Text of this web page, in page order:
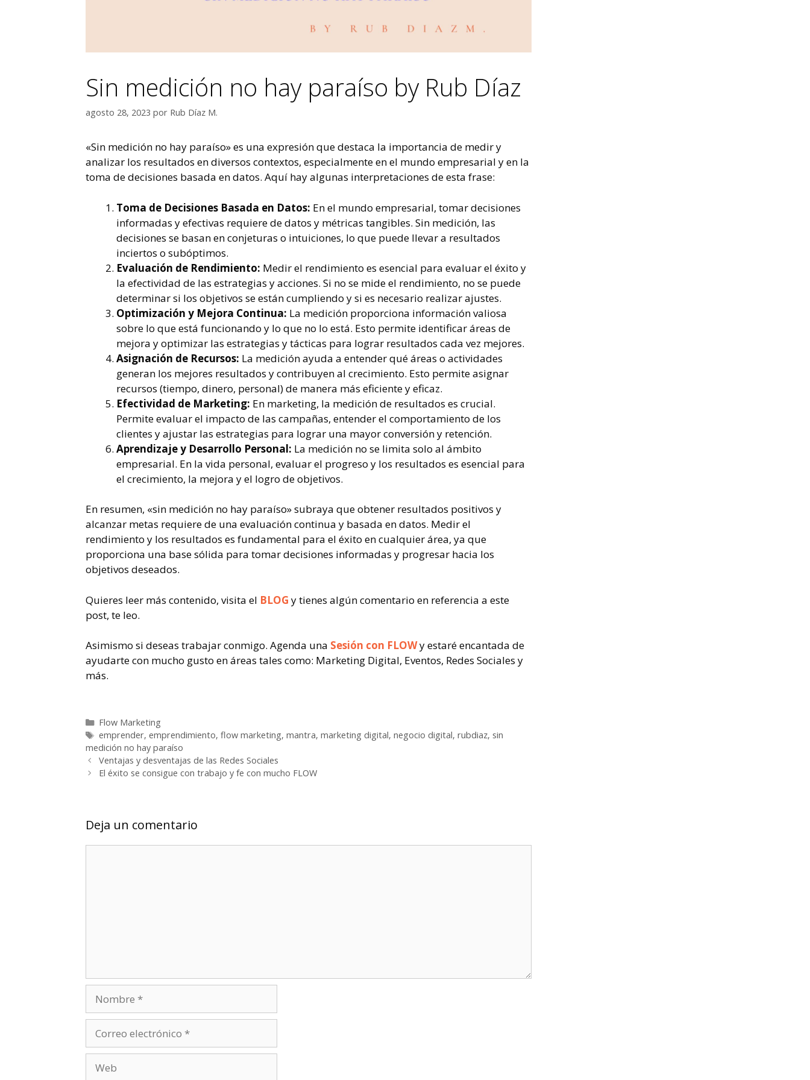
Sin medición no hay paraíso by Rub Díaz
agosto 28, 2023 por Rub Díaz M.
«Sin medición no hay paraíso» es una expresión que destaca la importancia de medir y
analizar los resultados en diversos contextos, especialmente en el mundo empresarial y en la
toma de decisiones basada en datos. Aquí hay algunas interpretaciones de esta frase:
Toma de Decisiones Basada en Datos: En el mundo empresarial, tomar decisiones
informadas y efectivas requiere de datos y métricas tangibles. Sin medición, las
decisiones se basan en conjeturas o intuiciones, lo que puede llevar a resultados
inciertos o subóptimos.
Evaluación de Rendimiento: Medir el rendimiento es esencial para evaluar el éxito y
la efectividad de las estrategias y acciones. Si no se mide el rendimiento, no se puede
determinar si los objetivos se están cumpliendo y si es necesario realizar ajustes.
Optimización y Mejora Continua: La medición proporciona información valiosa
sobre lo que está funcionando y lo que no lo está. Esto permite identificar áreas de
mejora y optimizar las estrategias y tácticas para lograr resultados cada vez mejores.
Asignación de Recursos: La medición ayuda a entender qué áreas o actividades
generan los mejores resultados y contribuyen al crecimiento. Esto permite asignar
recursos (tiempo, dinero, personal) de manera más eficiente y eficaz.
Efectividad de Marketing: En marketing, la medición de resultados es crucial.
Permite evaluar el impacto de las campañas, entender el comportamiento de los
clientes y ajustar las estrategias para lograr una mayor conversión y retención.
Aprendizaje y Desarrollo Personal: La medición no se limita solo al ámbito
empresarial. En la vida personal, evaluar el progreso y los resultados es esencial para
el crecimiento, la mejora y el logro de objetivos.
En resumen, «sin medición no hay paraíso» subraya que obtener resultados positivos y
alcanzar metas requiere de una evaluación continua y basada en datos. Medir el
rendimiento y los resultados es fundamental para el éxito en cualquier área, ya que
proporciona una base sólida para tomar decisiones informadas y progresar hacia los
objetivos deseados.
Quieres leer más contenido, visita el BLOG y tienes algún comentario en referencia a este
post, te leo.
Asimismo si deseas trabajar conmigo. Agenda una Sesión con FLOWy estaré encantada de
ayudarte con mucho gusto en áreas tales como: Marketing Digital, Eventos, Redes Sociales y
más.
Flow Marketing
emprender, emprendimiento, flow marketing, mantra, marketing digital, negocio digital, rubdiaz, sin
medición no hay paraíso
Ventajas y desventajas de las Redes Sociales
El éxito se consigue con trabajo y fe con mucho FLOW
Deja un comentario